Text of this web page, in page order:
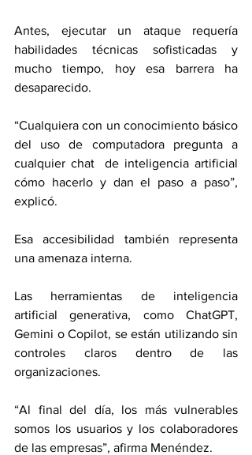
Antes, ejecutar un ataque requería
habilidades técnicas sofisticadas y
mucho tiempo, hoy esa barrera ha
desaparecido.
“Cualquiera con un conocimiento básico
del uso de computadora pregunta a
cualquier chat  de inteligencia artificial
cómo hacerlo y dan el paso a paso”,
explicó.
Esa accesibilidad también representa
una amenaza interna.
Las herramientas de inteligencia
artificial generativa, como ChatGPT,
Gemini o Copilot, se están utilizando sin
controles claros dentro de las
organizaciones.
“Al final del día, los más vulnerables
somos los usuarios y los colaboradores
de las empresas”, afirma Menéndez.